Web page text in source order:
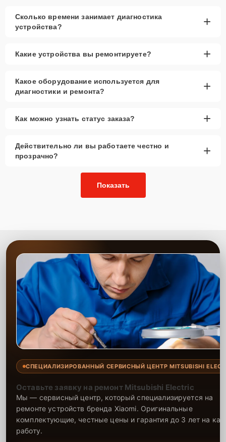
Сколько времени занимает диагностика
устройства?
+
Какие устройства вы ремонтируете? +
Какое оборудование используется для
диагностики и ремонта?
+
Как можно узнать статус заказа? +
Действительно ли вы работаете честно и
прозрачно?
+
Показать
СПЕЦИАЛИЗИРОВАННЫЙ СЕРВИСНЫЙ ЦЕНТР MITSUBISHI
Оставьте заявку на ремонт Mitsubishi Electric
Мы — сервисный центр, который специализируется на
ремонте устройств бренда Xiaomi. Оригинальные
комплектующие, честные цены и гарантия до 3 лет на
работу.